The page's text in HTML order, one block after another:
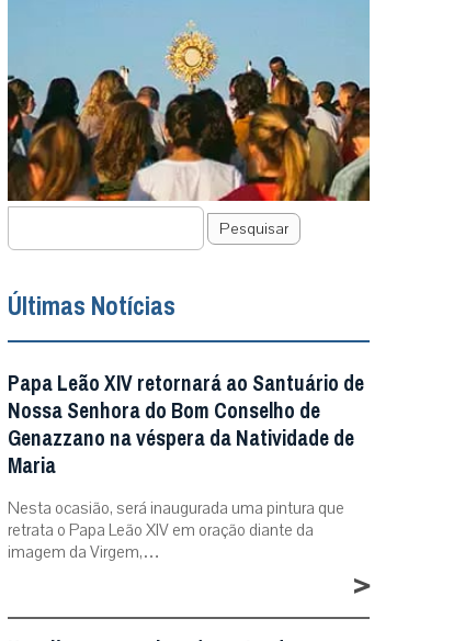
Pesquisar
Últimas Notícias
Papa Leão XIV retornará ao Santuário de
Nossa Senhora do Bom Conselho de
Genazzano na véspera da Natividade de
Maria
Nesta ocasião, será inaugurada uma pintura que
retrata o Papa Leão XIV em oração diante da
imagem da Virgem,…
>